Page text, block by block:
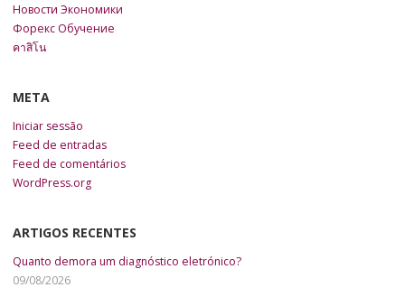
Новости Экономики
Форекс Обучение
คาสิโน
META
Iniciar sessão
Feed de entradas
Feed de comentários
WordPress.org
ARTIGOS RECENTES
Quanto demora um diagnóstico eletrónico?
09/08/2026